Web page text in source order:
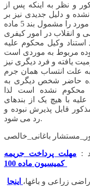
و نظر به اینکه پس از
و دلیل جدیدی نیز بر
بی‌گناهی محکوم‌علیه ارائه نشده تا بتوان مورد را مشمول بند 5 ماده
و انقلاب در امور کیفری
مورد استناد وکیل محکوم علیه
مربوط به موردی است
یافته و فرد دیگری نیز
علت انتساب همان جرم
حاضر شخص دیگری به
محکوم نشده است لذا
با هیچ یک از بندهای
قابل پذیرش نبوده و
رد می شود.
: مهلت پرداخت جریمه
کمیسیون ماده 100
زراعی و باغها، اینجا